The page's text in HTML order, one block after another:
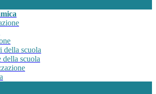
della scuola
della scuola